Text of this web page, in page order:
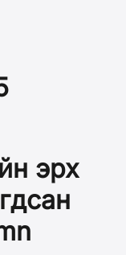
эрх